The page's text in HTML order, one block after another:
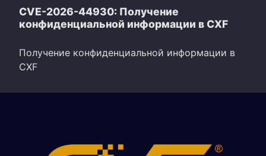
CVE-2026-44930: Получение
конфиденциальной информации в CXF
Получение конфиденциальной информации в
CXF